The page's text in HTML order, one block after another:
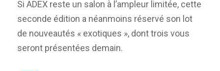
Si ADEX reste un salon à l’ampleur limitée, cette
seconde édition a néanmoins réservé son lot
de nouveautés « exotiques », dont trois vous
seront présentées demain.